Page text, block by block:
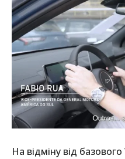
На відміну від